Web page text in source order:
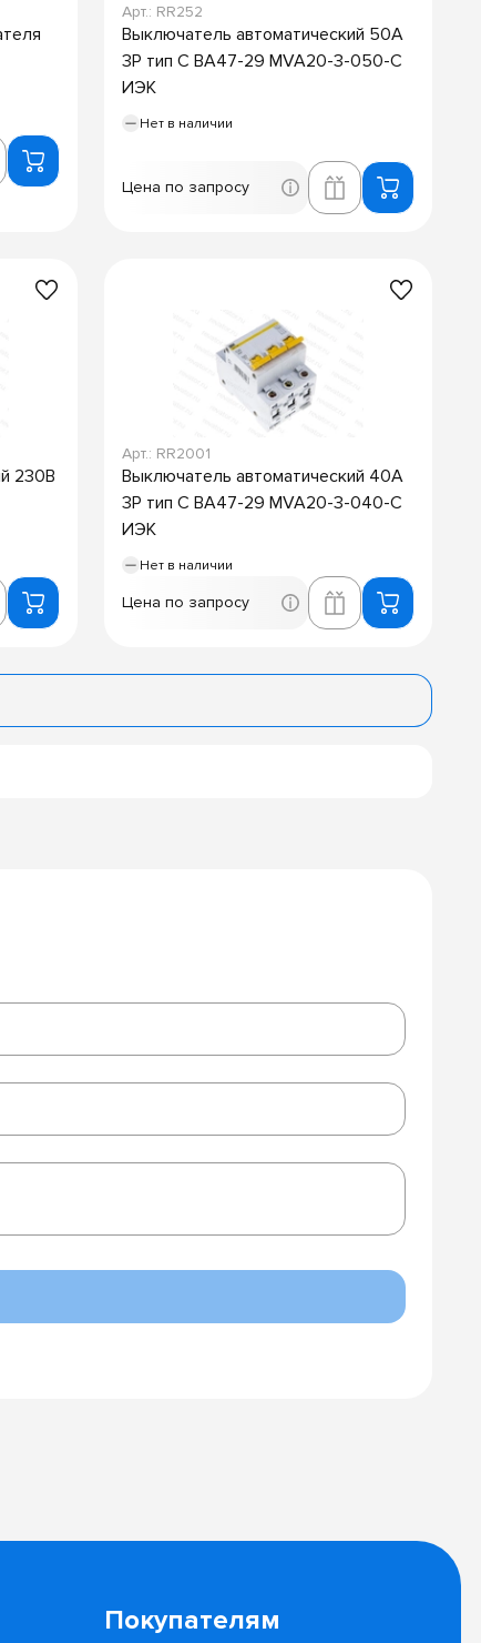
Арт.: RR252
Выключатель автоматический 50А
3P тип C ВА47-29 MVA20-3-050-C
ИЭК
Нет в наличии
Цена по запросу
230В
Арт.: RR2001
Выключатель автоматический 40А
3P тип C ВА47-29 MVA20-3-040-C
ИЭК
Нет в наличии
Цена по запросу
Покупателям